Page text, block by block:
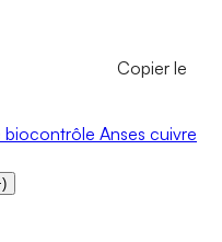
Copier le
biocontrôle Anses cuivre
)